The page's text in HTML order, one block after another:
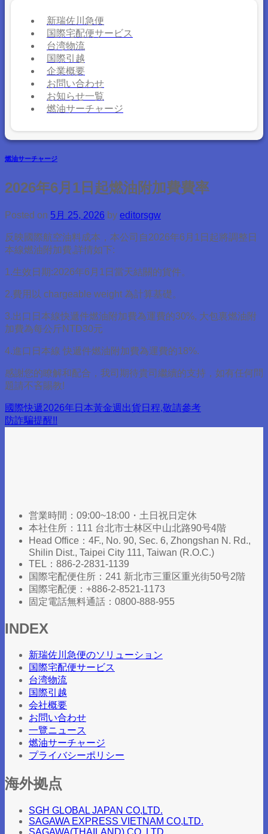
新瑞佐川急便
国際宅配便サービス
台湾物流
国際引越
企業概要
お問い合わせ
お知らせ一覧
燃油サーチャージ
燃油サーチャージ
2026年6月1日起燃油附加費費率
Posted on 5月 25, 2026 by editorsgw
反映國際航空油料成本，本公司自2026年6月1日起將調整日
本線燃油附加費,詳情如下:
1.生效日期:2026年6月1日當天結關的貨件。
2.費用以 chargeable weight 為計算基礎。
3.出口日本線快遞件燃油附加費為運費的30%, 大包裏燃油附
加費為每公斤NTD30元
4.進口日本線 快遞件燃油附加費為運費的18%.
感謝您的瞭解和配合，我司期待貴司繼續的支持，如有任何問
題請不吝賜教!
國際快遞2026年日本黃金週出貨日程,敬請參考
防詐騙提醒!!
営業時間：09:00~18:00・土日祝日定休
本社住所：111 台北市士林区中山北路90号4階
Head Office：4F., No. 90, Sec. 6, Zhongshan N. Rd.,
Shilin Dist., Taipei City 111, Taiwan (R.O.C.)​
TEL：886-2-2831-1139
国際宅配便住所：241 新北市三重区重光街50号2階
国際宅配便：+886-2-8521-1173
固定電話無料通話：0800-888-955
INDEX
新瑞佐川急便のソリューション
国際宅配便サービス
台湾物流
国際引越
会社概要
お問い合わせ
一覽ニュース
燃油サーチャージ
プライバシーポリシー
海外拠点
SGH GLOBAL JAPAN CO,LTD.
SAGAWA EXPRESS VIETNAM CO,LTD.
SAGAWA(THAILAND) CO.,LTD.